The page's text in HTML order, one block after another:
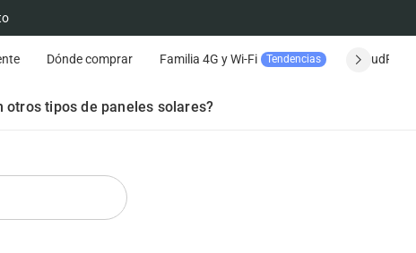
Dónde comprar Familia 4G y Wi-Fi Tendencias CloudPlay
tipos de paneles solares?